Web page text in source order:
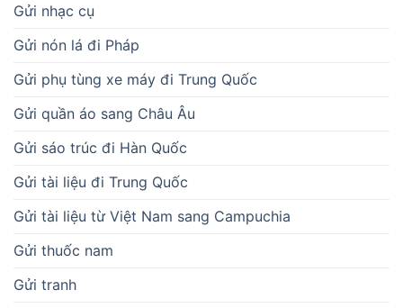
Gửi nhạc cụ
Gửi nón lá đi Pháp
Gửi phụ tùng xe máy đi Trung Quốc
Gửi quần áo sang Châu Âu
Gửi sáo trúc đi Hàn Quốc
Gửi tài liệu đi Trung Quốc
Gửi tài liệu từ Việt Nam sang Campuchia
Gửi thuốc nam
Gửi tranh